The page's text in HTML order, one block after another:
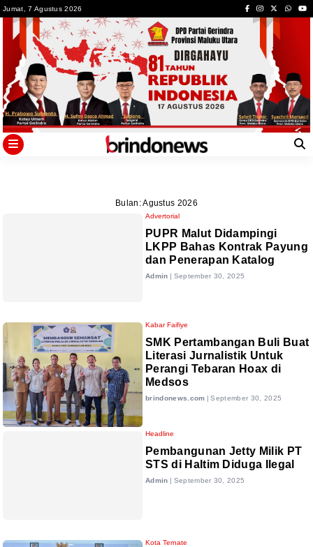
toJumat, 7 Agustus 2026
Bulan:Agustus 2026
Advertorial
PUPR Malut Didampingi
LKPP Bahas Kontrak Payung
dan Penerapan Katalog
Admin | September 30, 2025
Kabar Faifiye
SMK Pertambangan Buli Buat
Literasi Jurnalistik Untuk
Perangi Tebaran Hoax di
Medsos
brindonews.com | September 30, 2025
Headline
Pembangunan Jetty Milik PT
STS di Haltim Diduga Ilegal
Admin | September 30, 2025
Kota Ternate